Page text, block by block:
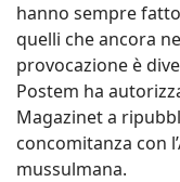
hanno sempre
quelli che ancora
provocazione è
Postem ha
Magazinet a
concomitanza con
mussulmana.